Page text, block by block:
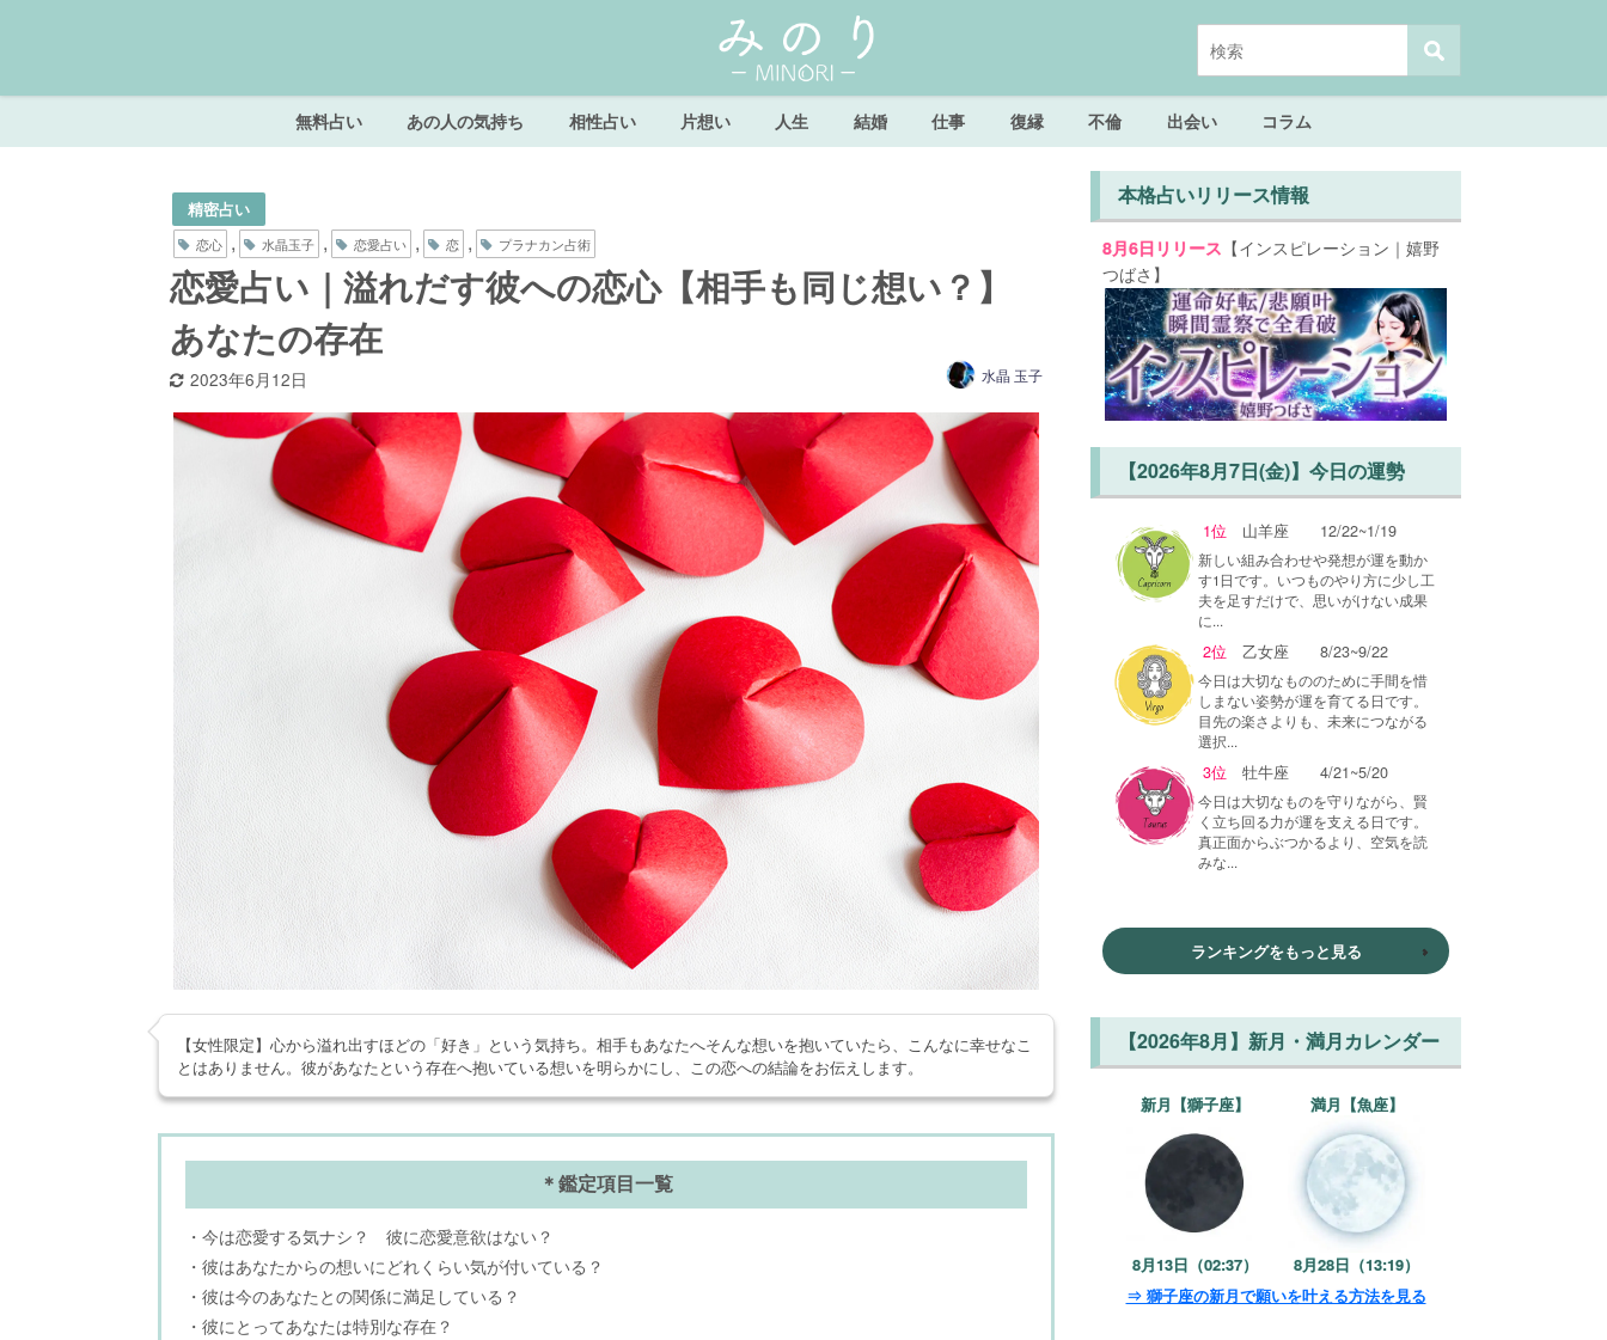
無料占い あの人の気持ち 相性占い 片想い 人生 結婚 仕事 復縁 不倫 出会い コラム
精密占い
恋心 , 水晶玉子 , 恋愛占い , 恋 , プラナカン占術
恋愛占い｜溢れだす彼への恋心【相手も同じ想い？】
あなたの存在
2023年6月12日 水晶 玉子
【女性限定】心から溢れ出すほどの「好き」という気持ち。相手もあなたへそんな想いを抱いていたら、こんなに幸せなこ
とはありません。彼があなたという存在へ抱いている想いを明らかにし、この恋への結論をお伝えします。
＊鑑定項目一覧
・今は恋愛する気ナシ？ 彼に恋愛意欲はない？
・彼はあなたからの想いにどれくらい気が付いている？
・彼は今のあなたとの関係に満足している？
・彼にとってあなたは特別な存在？
本格占いリリース情報
8月6日リリース 【インスピレーション｜嬉野
つばさ】
【2026年8月7日(金)】今日の運勢
1位 山羊座 12/22~1/19
新しい組み合わせや発想が運を動か
す1日です。いつものやり方に少し工
夫を足すだけで、思いがけない成果
に...
2位 乙女座 8/23~9/22
今日は大切なもののために手間を惜
しまない姿勢が運を育てる日です。
目先の楽さよりも、未来につながる
選択...
3位 牡牛座 4/21~5/20
今日は大切なものを守りながら、賢
く立ち回る力が運を支える日です。
真正面からぶつかるより、空気を読
みな...
ランキングをもっと見る
【2026年8月】新月・満月カレンダー
新月【獅子座】
8月13日（02:37）
満月【魚座】
8月28日（13:19）
⇒ 獅子座の新月で願いを叶える方法を見る